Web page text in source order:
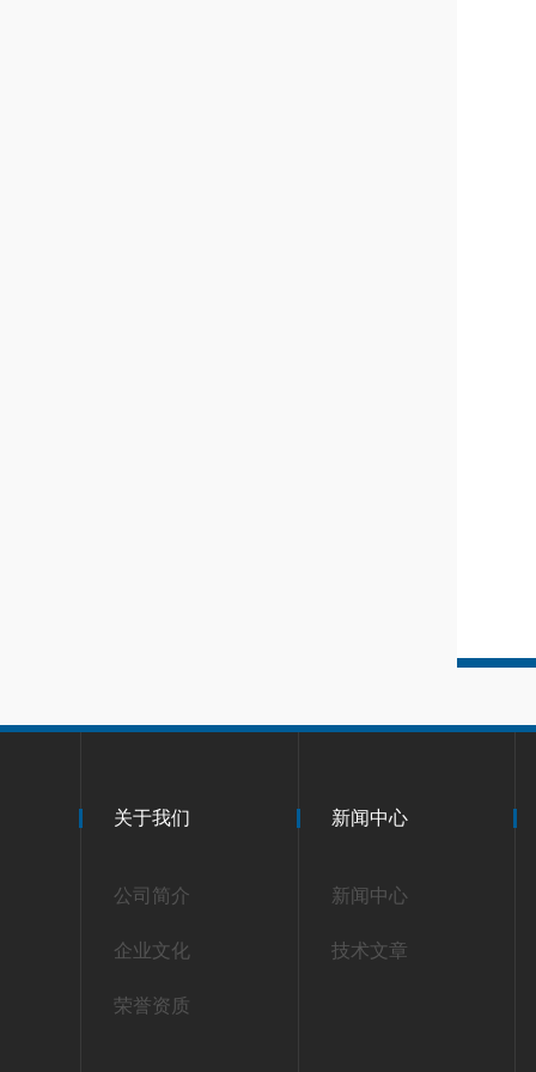
关于我们
公司简介
企业文化
荣誉资质
新闻中心
新闻中心
技术文章